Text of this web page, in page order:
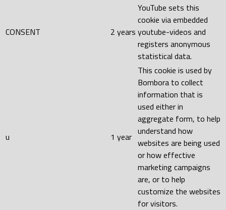
CONSENT 2 years
YouTube sets this
cookie via embedded
youtube-videos and
registers anonymous
statistical data.
u 1 year
This cookie is used by
Bombora to collect
information that is
used either in
aggregate form, to help
understand how
websites are being used
or how effective
marketing campaigns
are, or to help
customize the websites
for visitors.